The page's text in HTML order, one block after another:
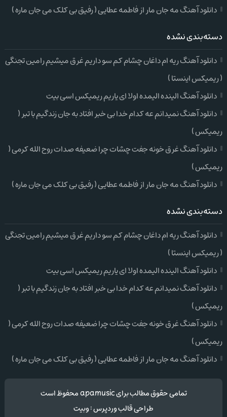
دانلود آهنگ مه جان مار از فاطمه عطایی ( رفیق بی کلک می جان ماره )
دسته‌بندی نشده
دانلود آهنگ ریه ام داغان چشام کم سو داریم غرق میشیم رامین تجنگی
( ریمیکس اینستا )
دانلود آهنگ الینده الیمده اولا ای یاریم ریمیکس اسی بیت
دانلود آهنگ نمیدانم عه کدام خدا بی خبر افتاد به جان زندگیم با تبر (
ریمیکس )
دانلود آهنگ غرق خونه جفت چشات چرا ضعیفه صدات روح الله کرمی (
ریمیکس )
دانلود آهنگ مه جان مار از فاطمه عطایی ( رفیق بی کلک می جان ماره )
دسته‌بندی نشده
دانلود آهنگ ریه ام داغان چشام کم سو داریم غرق میشیم رامین تجنگی
( ریمیکس اینستا )
دانلود آهنگ الینده الیمده اولا ای یاریم ریمیکس اسی بیت
دانلود آهنگ نمیدانم عه کدام خدا بی خبر افتاد به جان زندگیم با تبر (
ریمیکس )
دانلود آهنگ غرق خونه جفت چشات چرا ضعیفه صدات روح الله کرمی (
ریمیکس )
دانلود آهنگ مه جان مار از فاطمه عطایی ( رفیق بی کلک می جان ماره )
تمامی حقوق مطالب برای apamusic محفوظ است
طراحی قالب وردپرس:وبیت